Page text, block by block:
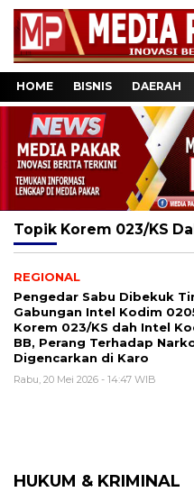
HOME BISNIS DAERAH
Topik Korem 023/KS
REGIONAL
Pengedar Sabu Dibekuk
Gabungan Intel Kodim
Korem 023/KS dah Intel
BB, Perang Terhadap
Digencarkan di Karo
Rabu, 20 Mei 2026 - 14:47 WIB
HUKUM & KRIMINAL